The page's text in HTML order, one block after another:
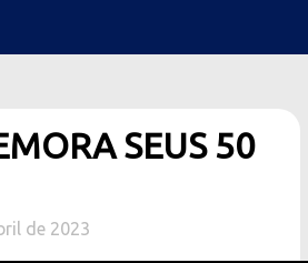
SEUS 50
de 2023